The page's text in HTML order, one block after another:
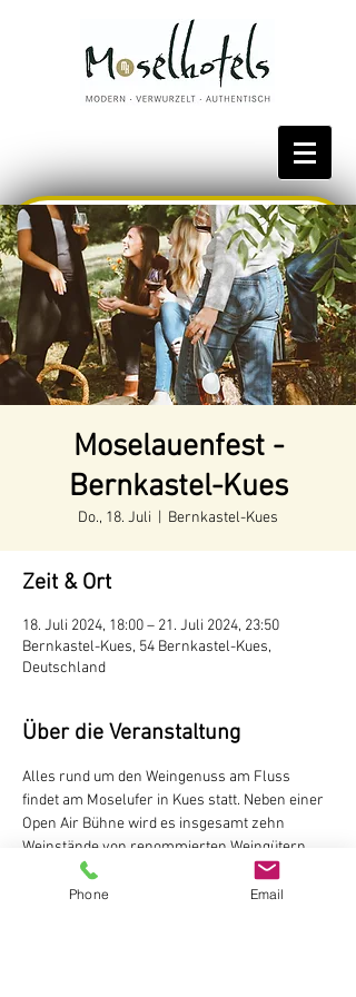
Bestpreis reservieren
Moselauenfest -
Bernkastel-Kues
Do., 18. Juli Bernkastel-Kues
Zeit & Ort
18. Juli 2024, 18:00 – 21. Juli 2024, 23:50
Bernkastel-Kues, 54 Bernkastel-Kues,
Deutschland
Über die Veranstaltung
Alles rund um den Weingenuss am Fluss
findet am Moselufer in Kues statt. Neben einer
Open Air Bühne wird es insgesamt zehn
Weinstände von renommierten Weingütern
aus der Stadt geben. Dazu noch eine Vielzahl
von Essensständen auf der kulinarischen
Phone Email